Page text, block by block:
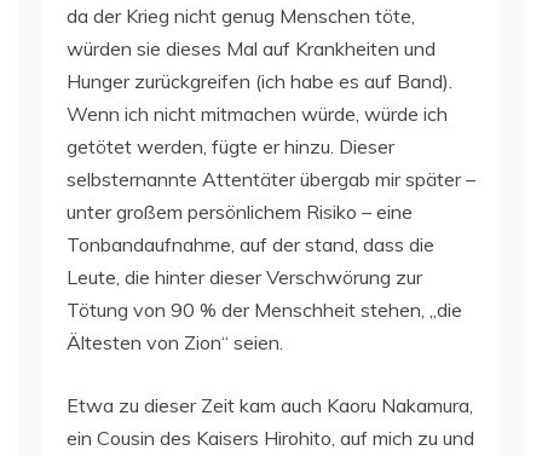
da der Krieg nicht genug Menschen töte,
würden sie dieses Mal auf Krankheiten und
Hunger zurückgreifen (ich habe es auf Band).
Wenn ich nicht mitmachen würde, würde ich
getötet werden, fügte er hinzu. Dieser
selbsternannte Attentäter übergab mir später –
unter großem persönlichem Risiko – eine
Tonbandaufnahme, auf der stand, dass die
Leute, die hinter dieser Verschwörung zur
Tötung von 90 % der Menschheit stehen, „die
Ältesten von Zion“ seien.
Etwa zu dieser Zeit kam auch Kaoru Nakamura,
ein Cousin des Kaisers Hirohito, auf mich zu und